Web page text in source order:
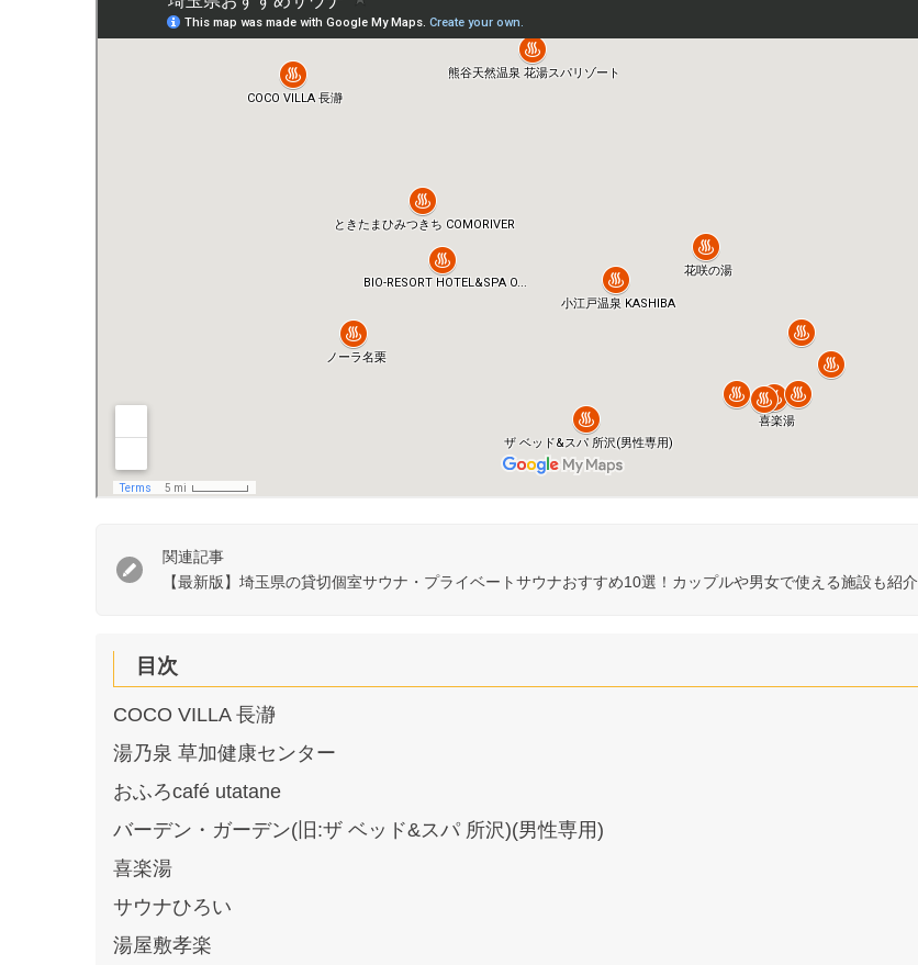
関連記事
【最新版】埼玉県の貸切個室サウナ・プライベートサウナおすすめ10選！カップルや男女で使える施設も紹介
目次
COCO VILLA 長瀞
湯乃泉 草加健康センター
おふろcafé utatane
バーデン・ガーデン(旧:ザ ベッド&スパ 所沢)(男性専用)
喜楽湯
サウナひろい
湯屋敷孝楽